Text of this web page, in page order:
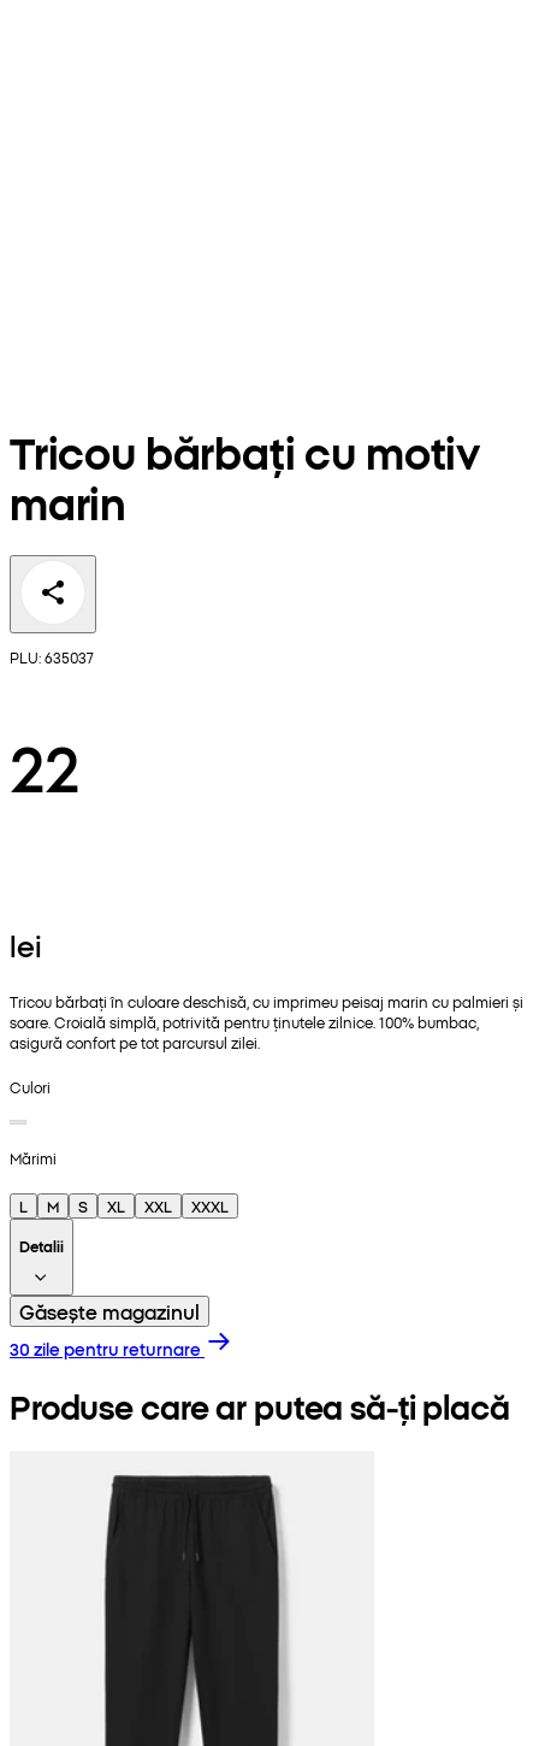
Tricou bărbați cu motiv
marin
PLU: 635037
22
lei
Tricou bărbați în culoare deschisă, cu imprimeu peisaj marin cu palmieri și
soare. Croială simplă, potrivită pentru ținutele zilnice. 100% bumbac,
asigură confort pe tot parcursul zilei.
Culori
Mărimi
L M S XL XXL
XXXL
Detalii
Găsește magazinul
30 zile pentru returnare
Produse care ar putea să-ți placă